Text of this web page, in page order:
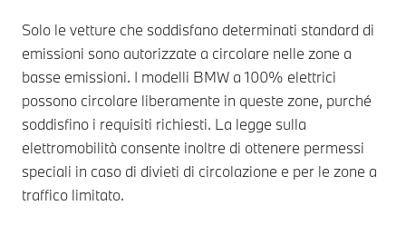
Solo le vetture che soddisfano determinati standard di
emissioni sono autorizzate a circolare nelle zone a
basse emissioni. I modelli BMW a 100% elettrici
possono circolare liberamente in queste zone, purché
soddisfino i requisiti richiesti. La legge sulla
elettromobilità consente inoltre di ottenere permessi
speciali in caso di divieti di circolazione e per le zone a
traffico limitato.